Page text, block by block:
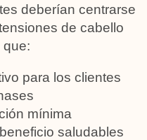
deberían centrarse
de cabello
que:
para los clientes
mínima
saludables